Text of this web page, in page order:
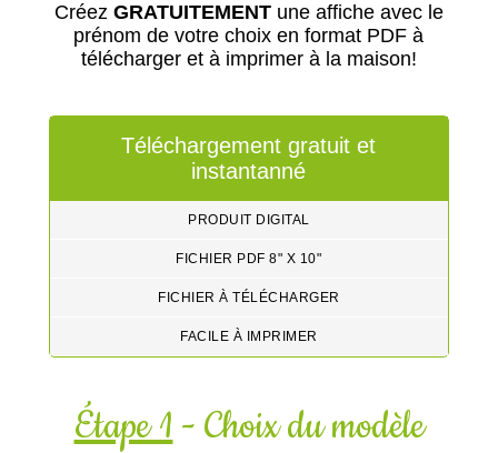
Créez GRATUITEMENTune affiche avec le
prénom de votre choix en format PDF à
télécharger et à imprimer à la maison!
Téléchargement gratuit et
instantanné
PRODUIT DIGITAL
FICHIER PDF 8" X 10"
FICHIER À TÉLÉCHARGER
FACILE À IMPRIMER
Étape 1- Choix du modèle